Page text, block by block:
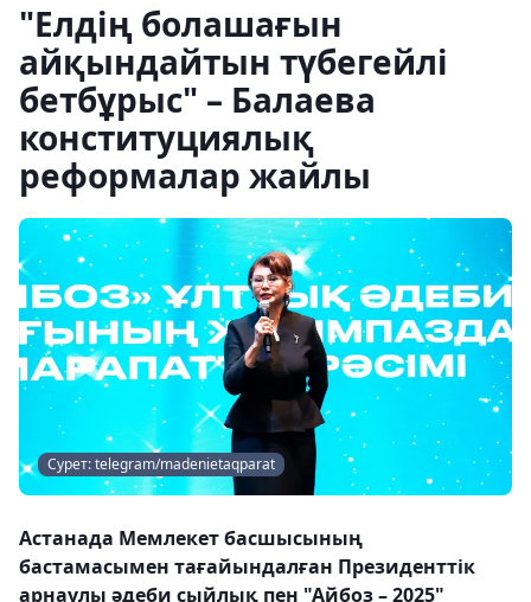
"Елдің болашағын
айқындайтын түбегейлі
бетбұрыс" – Балаева
конституциялық
реформалар жайлы
Сурет: telegram/madenietaqparat
Астанада Мемлекет басшысының
бастамасымен тағайындалған Президенттік
арнаулы әдеби сыйлық пен "Айбоз – 2025"